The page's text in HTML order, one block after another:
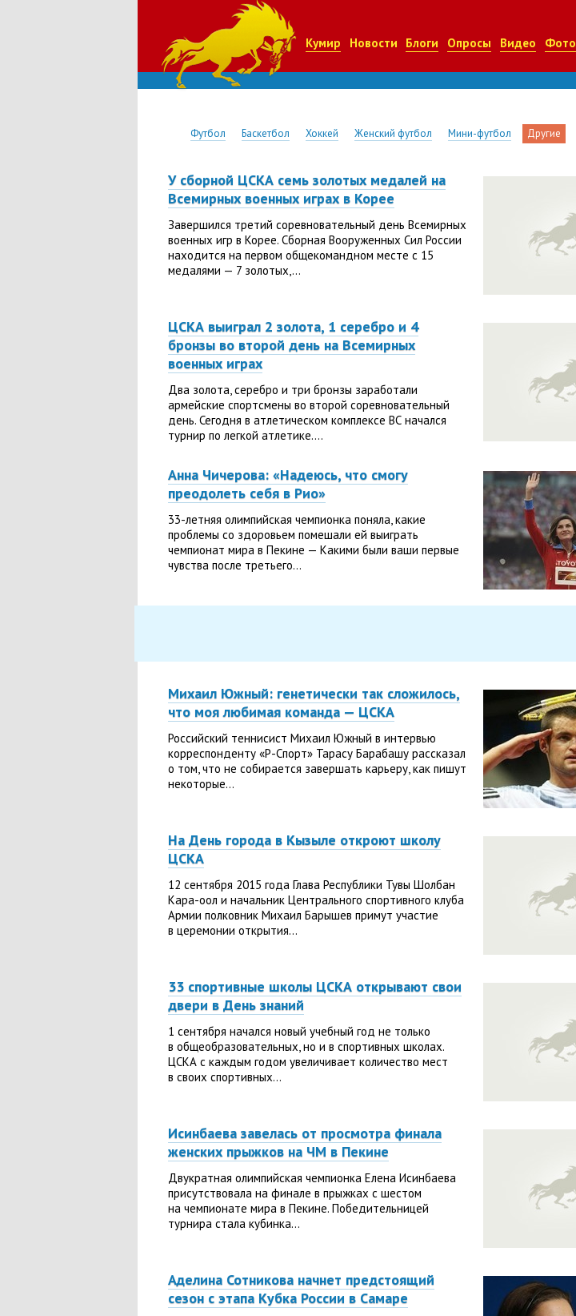
Кумир Новости Блоги Опросы Видео Фото
Футбол Баскетбол Хоккей Женский футбол Мини-футбол Другие
У сборной ЦСКА семь золотых медалей на
Всемирных военных играх в Корее
Завершился третий соревновательный день Всемирных
военных игр в Корее. Сборная Вооруженных Сил России
находится на первом общекомандном месте с 15
медалями — 7 золотых,...
ЦСКА выиграл 2 золота, 1 серебро и 4
бронзы во второй день на Всемирных
военных играх
Два золота, серебро и три бронзы заработали
армейские спортсмены во второй соревновательный
день. Сегодня в атлетическом комплексе ВС начался
турнир по легкой атлетике....
Анна Чичерова: «Надеюсь, что смогу
преодолеть себя в Рио»
33-летняя олимпийская чемпионка поняла, какие
проблемы со здоровьем помешали ей выиграть
чемпионат мира в Пекине — Какими были ваши первые
чувства после третьего...
Михаил Южный: генетически так сложилось,
что моя любимая команда — ЦСКА
Российский теннисист Михаил Южный в интервью
корреспонденту «Р-Спорт» Тарасу Барабашу рассказал
о том, что не собирается завершать карьеру, как пишут
некоторые...
На День города в Кызыле откроют школу
ЦСКА
12 сентября 2015 года Глава Республики Тувы Шолбан
Кара-оол и начальник Центрального спортивного клуба
Армии полковник Михаил Барышев примут участие
в церемонии открытия...
33 спортивные школы ЦСКА открывают свои
двери в День знаний
1 сентября начался новый учебный год не только
в общеобразовательных, но и в спортивных школах.
ЦСКА с каждым годом увеличивает количество мест
в своих спортивных...
Исинбаева завелась от просмотра финала
женских прыжков на ЧМ в Пекине
Двукратная олимпийская чемпионка Елена Исинбаева
присутствовала на финале в прыжках с шестом
на чемпионате мира в Пекине. Победительницей
турнира стала кубинка...
Аделина Сотникова начнет предстоящий
сезон с этапа Кубка России в Самаре